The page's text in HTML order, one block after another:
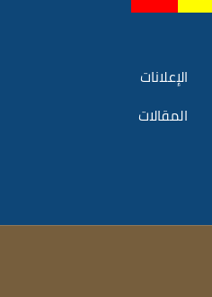
الإعلانات
المقالات